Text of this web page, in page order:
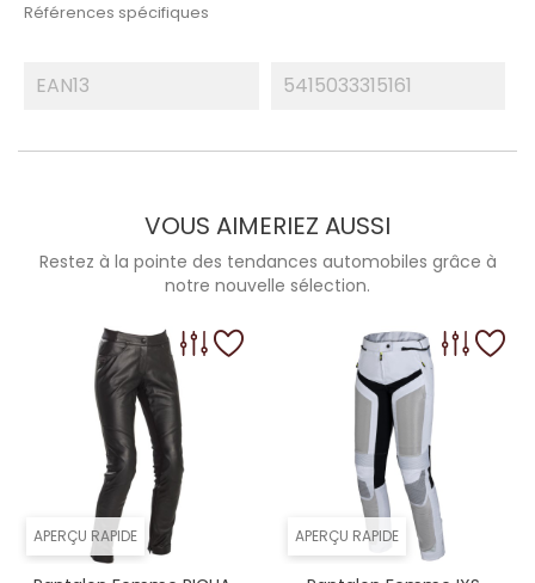
Références spécifiques
EAN13 5415033315161
VOUS AIMERIEZ AUSSI
Restez à la pointe des tendances automobiles grâce à
notre nouvelle sélection.
APERÇU RAPIDE APERÇU RAPIDE